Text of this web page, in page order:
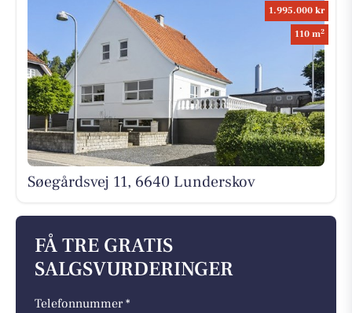
1.995.000 kr
110 m2
Søegårdsvej 11, 6640 Lunderskov
FÅ TRE GRATIS
SALGSVURDERINGER
Telefonnummer *